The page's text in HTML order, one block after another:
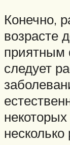
Конечно,
возрасте
приятным
следует